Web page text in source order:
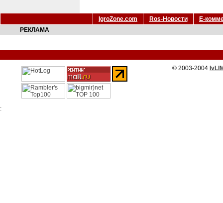
IgroZone.com Ros-Новости
Е-
РЕКЛАМА
© 2003-2004
: